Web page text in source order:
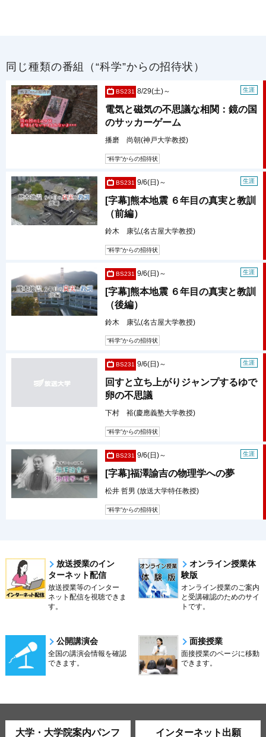
同じ種類の番組（“科学”からの招待状）
BS231 生涯
8/29(土)～
電気と磁気の不思議な相関：鏡の国
のサッカーゲーム
播磨 尚朝(神戸大学教授)
“科学”からの招待状
BS231 生涯
9/6(日)～
[字幕]熊本地震 ６年目の真実と教訓
（前編）
鈴木 康弘(名古屋大学教授)
“科学”からの招待状
BS231 生涯
9/6(日)～
[字幕]熊本地震 ６年目の真実と教訓
（後編）
鈴木 康弘(名古屋大学教授)
“科学”からの招待状
BS231 生涯
9/6(日)～
回すと立ち上がりジャンプするゆで
卵の不思議
下村 裕(慶應義塾大学教授)
“科学”からの招待状
BS231 生涯
9/6(日)～
[字幕]福澤諭吉の物理学への夢
松井 哲男 (放送大学特任教授)
“科学”からの招待状
放送授業のイン
ターネット配信
放送授業等のインター
ネット配信を視聴できま
す。
オンライン授業体
験版
オンライン授業のご案内
と受講確認のためのサイ
トです。
公開講演会
全国の講演会情報を確認
できます。
面接授業
面接授業のページに移動
できます。
大学・大学院案内パンフ インターネット出願